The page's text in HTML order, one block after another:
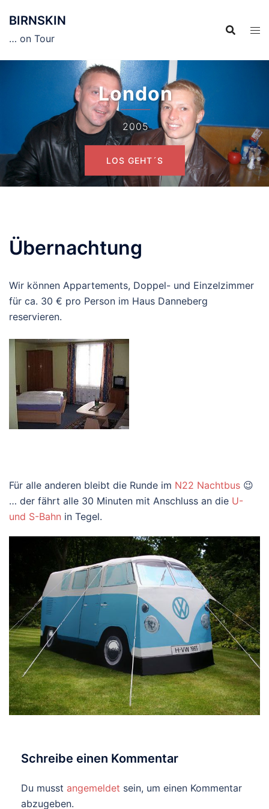
Inhalt
springen
BIRNSKIN
… on Tour
London
2005
LOS GEHT´S
Übernachtung
Wir können Appartements, Doppel- und Einzelzimmer
für ca. 30 € pro Person im Haus Danneberg
reservieren.
Für alle anderen bleibt die Runde im N22 Nachtbus 😉
… der fährt alle 30 Minuten mit Anschluss an die U-
und S-Bahn in Tegel.
Schreibe einen Kommentar
Du musst angemeldet sein, um einen Kommentar
abzugeben.